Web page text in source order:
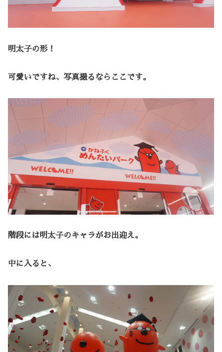
明太子の形！
可愛いですね、写真撮るならここです。
階段には明太子のキャラがお出迎え。
中に入ると、